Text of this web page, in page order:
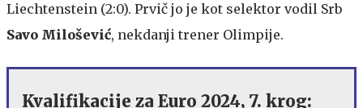
Liechtenstein (2:0). Prvič jo je kot selektor vodil Srb
Savo Milošević, nekdanji trener Olimpije.
Kvalifikacije za Euro 2024, 7. krog: